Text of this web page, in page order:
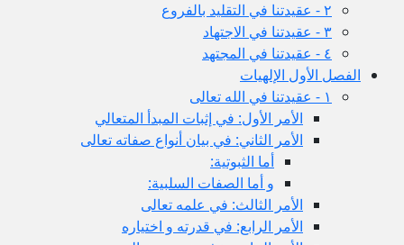
٢ - عقيدتنا في التقليد بالفروع
٣ - عقيدتنا في الاجتهاد
٤ - عقيدتنا في المجتهد
الفصل الأول الإلهيات
١ - عقيدتنا في الله تعالى
الأمر الأول: في إثبات المبدأ المتعالي
الأمر الثاني: في بيان أنواع صفاته تعالى
أما الثبوتية:
و أما الصفات السلبية:
الأمر الثالث: في علمه تعالى
الأمر الرابع: في قدرته و اختياره